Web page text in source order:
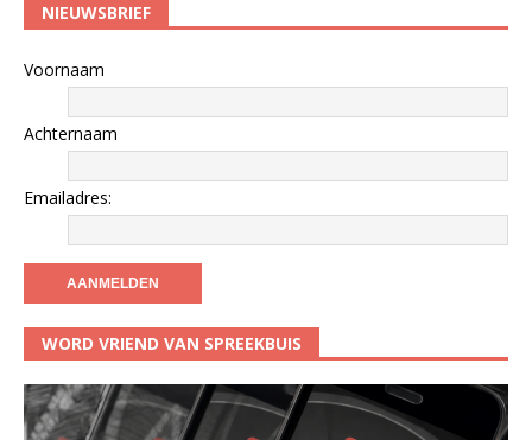
NIEUWSBRIEF
Voornaam
Achternaam
Emailadres:
WORD VRIEND VAN SPREEKBUIS